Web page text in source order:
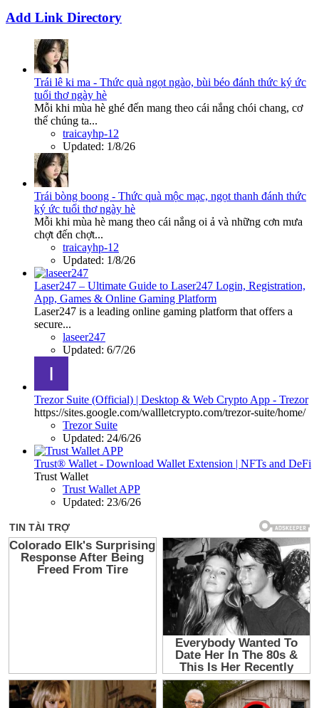
Add Link Directory
Trái lê ki ma - Thức quà ngọt ngào, bùi béo đánh thức ký ức
tuổi thơ ngày hè
Mỗi khi mùa hè ghé đến mang theo cái nắng chói chang, cơ
thể chúng ta...
traicayhp-12
Updated: 1/8/26
Trái bòng boong - Thức quà mộc mạc, ngọt thanh đánh thức
ký ức tuổi thơ ngày hè
Mỗi khi mùa hè mang theo cái nắng oi ả và những cơn mưa
chợt đến chợt...
traicayhp-12
Updated: 1/8/26
Laser247 – Ultimate Guide to Laser247 Login, Registration,
App, Games & Online Gaming Platform
Laser247 is a leading online gaming platform that offers a
secure...
laseer247
Updated: 6/7/26
Trezor Suite (Official) | Desktop & Web Crypto App - Trezor
https://sites.google.com/wallletcrypto.com/trezor-suite/home/
Trezor Suite
Updated: 24/6/26
Trust® Wallet - Download Wallet Extension | NFTs and DeFi
Trust Wallet
Trust Wallet APP
Updated: 23/6/26